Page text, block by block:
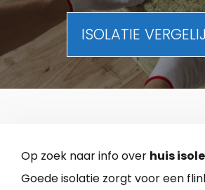
ISOLATIE
Op zoek naar info over huis
Goede isolatie zorgt voor een